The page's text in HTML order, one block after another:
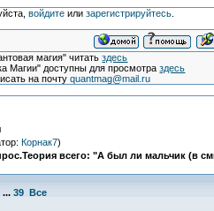
войдитеили зарегистрируйтесь.
магия" читатьздесь
Магии" доступны для просмотраздесь
на почтуquantmag@mail.ru
Корнак7)
всего: "А был ли мальчик (в
... 39 Все